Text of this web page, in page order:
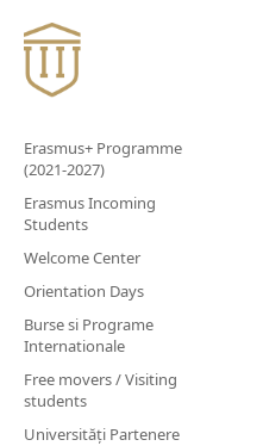
Erasmus+ Programme
(2021-2027)
Erasmus Incoming
Students
Welcome Center
Orientation Days
Burse si Programe
Internationale
Free movers / Visiting
students
Universități Partenere